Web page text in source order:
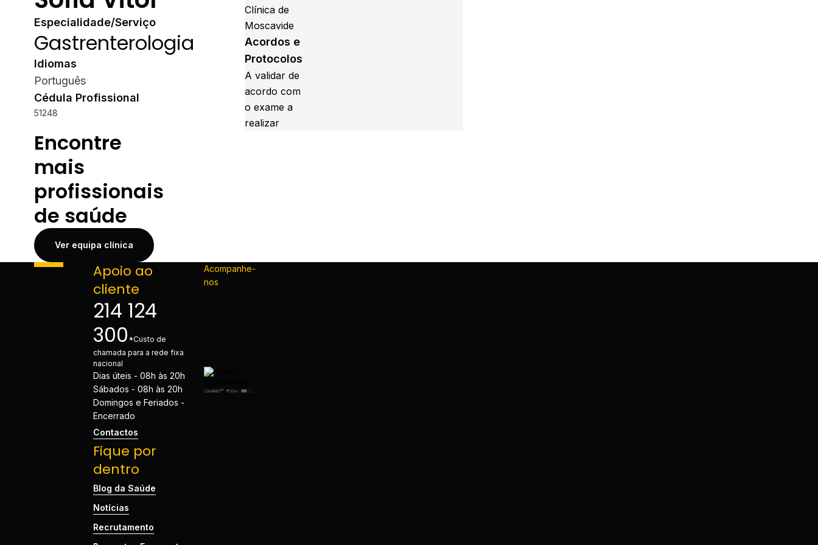
Especialidade/Serviço
Gastrenterologia
Idiomas
Português
Cédula Profissional
51248
Clínica de
Moscavide
Acordos e
Protocolos
A validar de
acordo com
o exame a
realizar
Encontre
mais
profissionais
de saúde
Ver equipa clínica
Apoio ao
cliente
214 124
300 *Custo de
chamada para a rede fixa
nacional
Dias úteis - 08h às 20h
Sábados - 08h às 20h
Domingos e Feriados -
Encerrado
Contactos
Fique por
dentro
Blog da Saúde
Notícias
Recrutamento
Acompanhe-
nos